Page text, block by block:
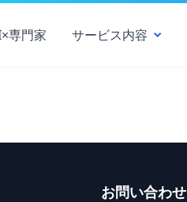
専門家 サービス内容
お問い合わせ